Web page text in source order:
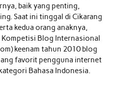
baik yang penting,
Saat ini tinggal di Cikarang
kedua orang anaknya,
Kompetisi Blog Internasional
keenam tahun 2010 blog
favorit pengguna internet
Bahasa Indonesia.